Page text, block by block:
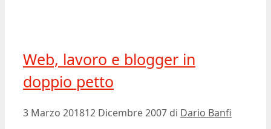
Web, lavoro e blogger in
doppio petto
3 Marzo 201812 Dicembre 2007 di Dario Banfi